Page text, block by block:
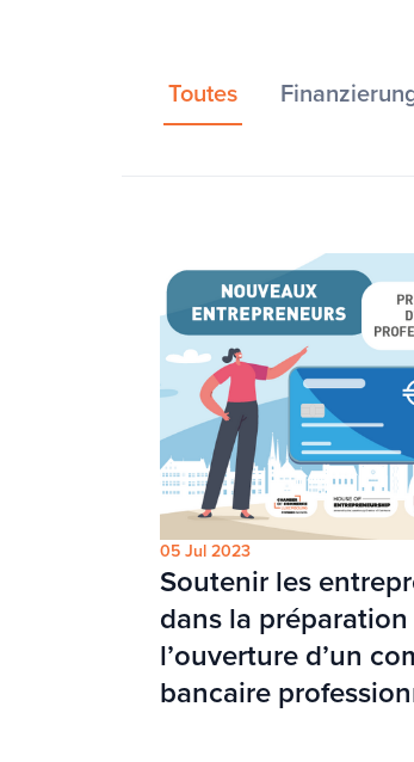
Toutes
05 Jul 2023
Soutenir les
dans la préparation
l’ouverture d’un
bancaire